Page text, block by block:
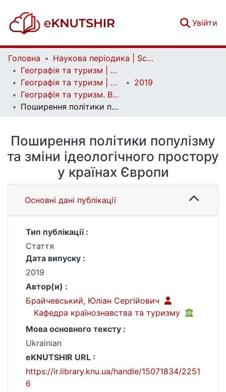
Увійти
Головна
Наукова періодика | Scientific periodicals
Географія та туризм | Geography and tourism
Географія та туризм | Geography and tourism
2019
Географія та туризм. Випуск 52
Поширення політики популізму та зміни ідеологічного простору у країнах Європи
Поширення політики популізму
та зміни ідеологічного простору
у країнах Європи
Основні дані публікації
Тип публікації :
Стаття
Дата випуску :
2019
Автор(и) :
Брайчевський, Юліан Сергійович
Кафедра країнознавства та туризму
Мова основного тексту :
Ukrainian
eKNUTSHIR URL :
https://ir.library.knu.ua/handle/15071834/2251
6